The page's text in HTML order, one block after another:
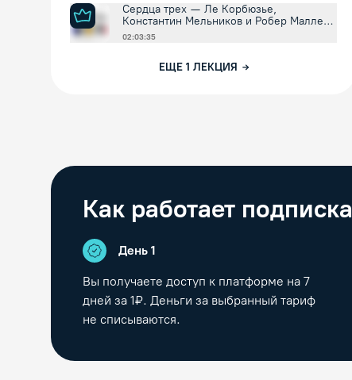
Сердца трех — Ле Корбюзье,
Константин Мельников и Робер Малле-
Стивенс
02:03:35
ЕЩЕ 1 ЛЕКЦИЯ
Как работает подписка
День 1
Вы получаете доступ к платформе на 7
дней за 1₽. Деньги за выбранный тариф
не списываются.